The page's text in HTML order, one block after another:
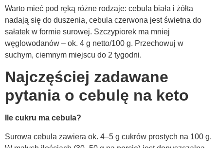
Warto mieć pod ręką różne rodzaje: cebula biała i żółta
nadają się do duszenia, cebula czerwona jest świetna do
sałatek w formie surowej. Szczypiorek ma mniej
węglowodanów – ok. 4 g netto/100 g. Przechowuj w
suchym, ciemnym miejscu do 2 tygodni.
Najczęściej zadawane
pytania o cebulę na keto
Ile cukru ma cebula?
Surowa cebula zawiera ok. 4–5 g cukrów prostych na 100 g.